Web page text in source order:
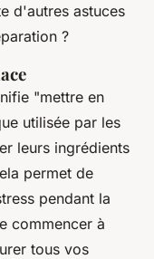
d'autres astuces
?
"mettre en
utilisée par les
leurs ingrédients
permet de
pendant la
commencer à
tous vos